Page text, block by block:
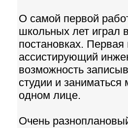
О самой первой
школьных лет играл
постановках. Первая
ассистирующий
возможность
студии и
одном лице.
Очень